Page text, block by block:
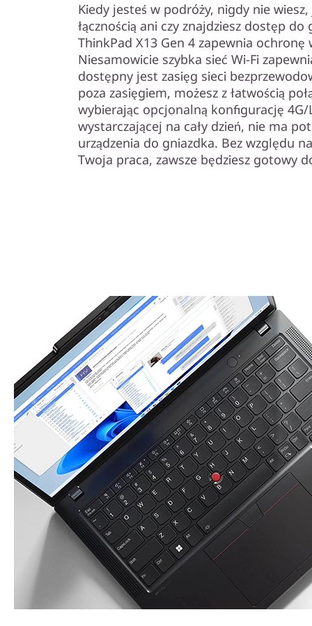
Kiedy jesteś w podróży, nigdy nie
łącznością ani czy znajdziesz dostęp
ThinkPad X13 Gen 4 zapewnia
Niesamowicie szybka sieć Wi-Fi
dostępny jest zasięg sieci
poza zasięgiem, możesz z łatwością
wybierając opcjonalną konfigurację 4G/
wystarczającej na cały dzień, nie ma
urządzenia do gniazdka. Bez względu
Twoja praca, zawsze będziesz gotowy